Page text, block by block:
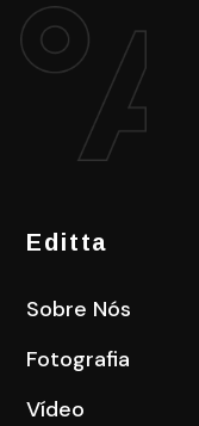
Editta
Sobre Nós
Fotografia
Vídeo